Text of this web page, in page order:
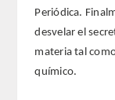
ACTIVIDADES
2026
Periódica.
desvelar el
materia tal
químico.